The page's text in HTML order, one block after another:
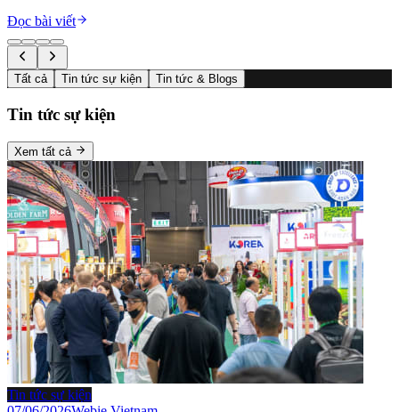
Đọc bài viết
Tất cả Tin tức sự kiện Tin tức & Blogs
Tin tức sự kiện
Xem tất cả
Tin tức sự kiện